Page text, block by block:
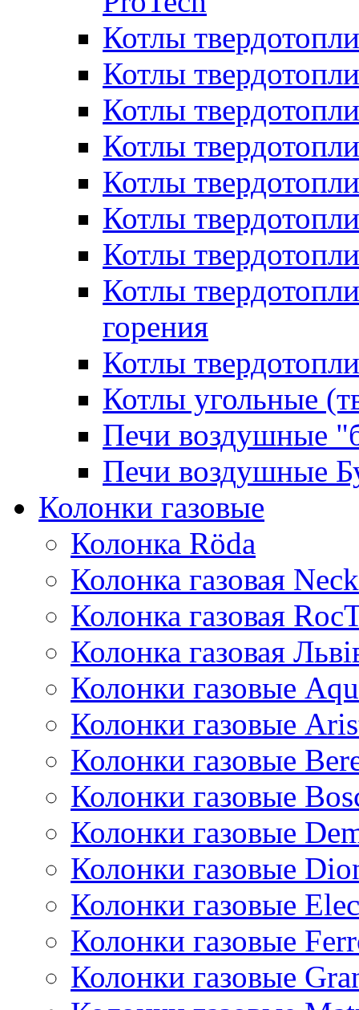
Котлы
Котлы
Котлы
Котлы
Котлы
Котлы
Котлы
Котлы
горения
Котлы
Котлы угольные
Печи воздушные
Печи воздушные
Колонки газовые
Колонка Rӧda
Колонка газовая
Колонка газовая
Колонка газовая
Колонки газовые
Колонки газовые
Колонки газовые
Колонки газовые
Колонки газовые
Колонки газовые
Колонки газовые
Колонки газовые
Колонки газовые